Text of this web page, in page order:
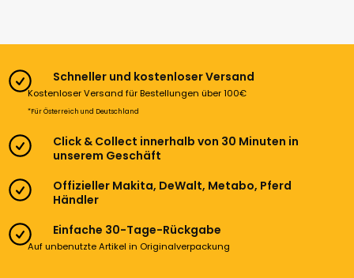
Schneller und kostenloser Versand
Kostenloser Versand für Bestellungen über 100€
*Für Österreich und Deutschland
Click & Collect innerhalb von 30 Minuten in
unserem Geschäft
Offizieller Makita, DeWalt, Metabo, Pferd
Händler
Einfache 30-Tage-Rückgabe
Auf unbenutzte Artikel in Originalverpackung